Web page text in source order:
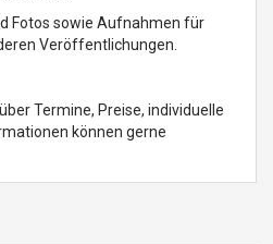
Fotos sowie Aufnahmen für
Veröffentlichungen.
Termine, Preise, individuelle
können gerne